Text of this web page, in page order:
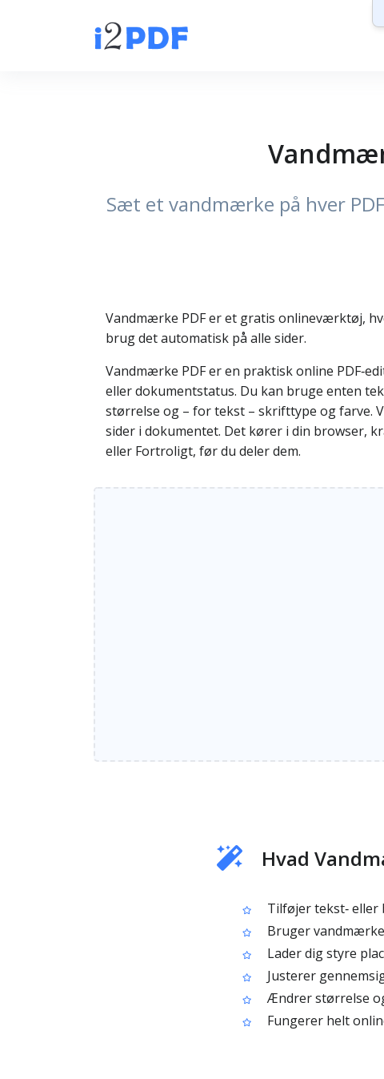
Sæt et vandmærke på hver
Vandmærke PDF er et gratis onlineværktøj,
brug det automatisk på alle sider.
Vandmærke PDF er en praktisk online
eller dokumentstatus. Du kan bruge enten
størrelse og – for tekst – skrifttype og farve.
sider i dokumentet. Det kører i din browser,
eller Fortroligt, før du deler dem.
Hvad
Tilføjer tekst‑ eller
Bruger
Lader dig styre
Justerer
Ændrer størrelse
Fungerer helt